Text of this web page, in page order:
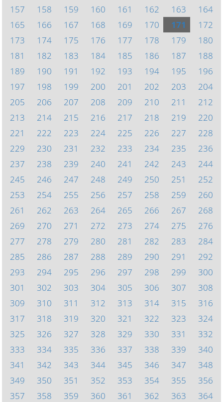
157
158 159 160 161 162 163
164
165
166 167 168 169 170 171
172
173
174 175 176 177 178 179
180
181
182 183 184 185 186 187
188
189
190 191 192 193 194 195
196
197
198 199 200 201 202 203
204
205
206 207 208 209 210 211
212
213
214 215 216 217 218 219
220
221
222 223 224 225 226 227
228
229
230 231 232 233 234 235
236
237
238 239 240 241 242 243
244
245
246 247 248 249 250 251
252
253
254 255 256 257 258 259
260
261
262 263 264 265 266 267
268
269
270 271 272 273 274 275
276
277
278 279 280 281 282 283
284
285
286 287 288 289 290 291
292
293
294 295 296 297 298 299
300
301
302 303 304 305 306 307
308
309
310 311 312 313 314 315
316
317
318 319 320 321 322 323
324
325
326 327 328 329 330 331
332
333
334 335 336 337 338 339
340
341
342 343 344 345 346 347
348
349
350 351 352 353 354 355
356
357
358 359 360 361 362 363 364